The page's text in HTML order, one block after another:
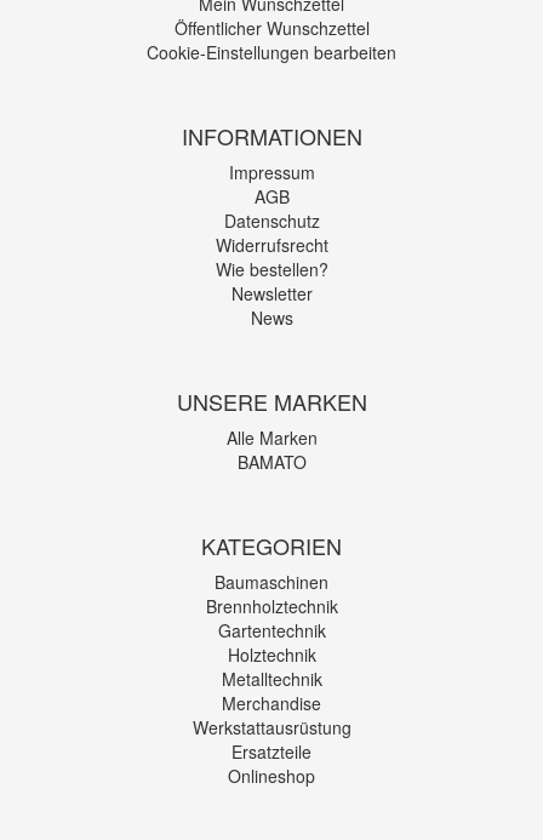
Öffentlicher Wunschzettel
Cookie-Einstellungen bearbeiten
INFORMATIONEN
Impressum
AGB
Datenschutz
Widerrufsrecht
Wie bestellen?
Newsletter
News
UNSERE MARKEN
Alle Marken
BAMATO
KATEGORIEN
Baumaschinen
Brennholztechnik
Gartentechnik
Holztechnik
Metalltechnik
Merchandise
Werkstattausrüstung
Ersatzteile
Onlineshop